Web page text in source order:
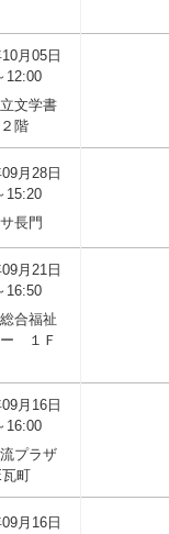
月05日
12:00
文学書
階
月28日
15:20
長門
月21日
16:50
合福祉
ー １Ｆ
月16日
16:00
プラザ
瓦町
月16日